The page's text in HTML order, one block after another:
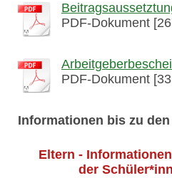
PDF-Dokument
PDF-Dokument
Informationen bis zu
Eltern -
der